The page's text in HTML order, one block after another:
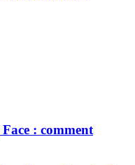
: comment